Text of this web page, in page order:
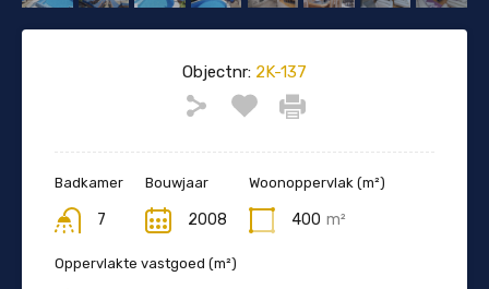
Objectnr: 2K-137
Badkamer
7
Bouwjaar
2008
Woonoppervlak (m²)
400 m²
Oppervlakte vastgoed (m²)